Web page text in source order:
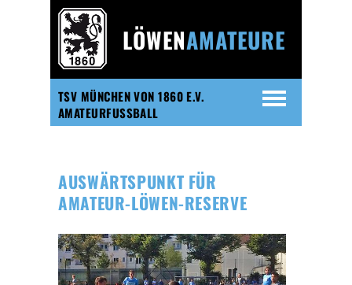
TSV MÜNCHEN VON 1860 E.V.
AMATEURFUSSBALL
LÖWENAMATEURE
AUSWÄRTSPUNKT FÜR
AMATEUR-LÖWEN-RESERVE